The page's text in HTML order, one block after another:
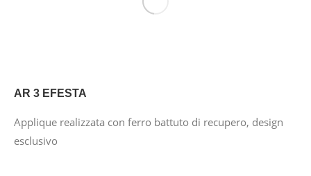
AR 3 EFESTA
Applique realizzata con ferro battuto di recupero, design
esclusivo